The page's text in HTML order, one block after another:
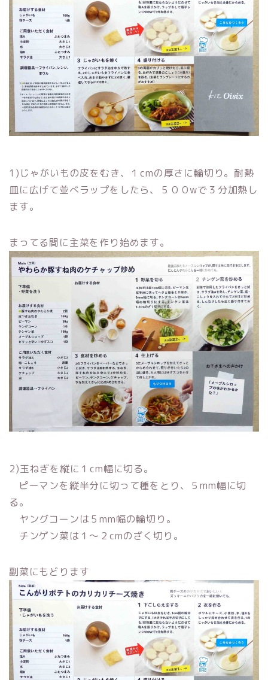
1)じゃがいもの皮をむき、１cmの厚さに輪切り。耐熱
皿に広げて並べラップをしたら、５００wで３分加熱し
ます。
まってる間に主菜を作り始めます。
2)玉ねぎを縦に１cm幅に切る。
ピーマンを縦半分に切って種をとり、５mm幅に切
る。
ヤングコーンは５mm幅の輪切り。
チンゲン菜は１〜２cmのざく切り。
副菜にもどります